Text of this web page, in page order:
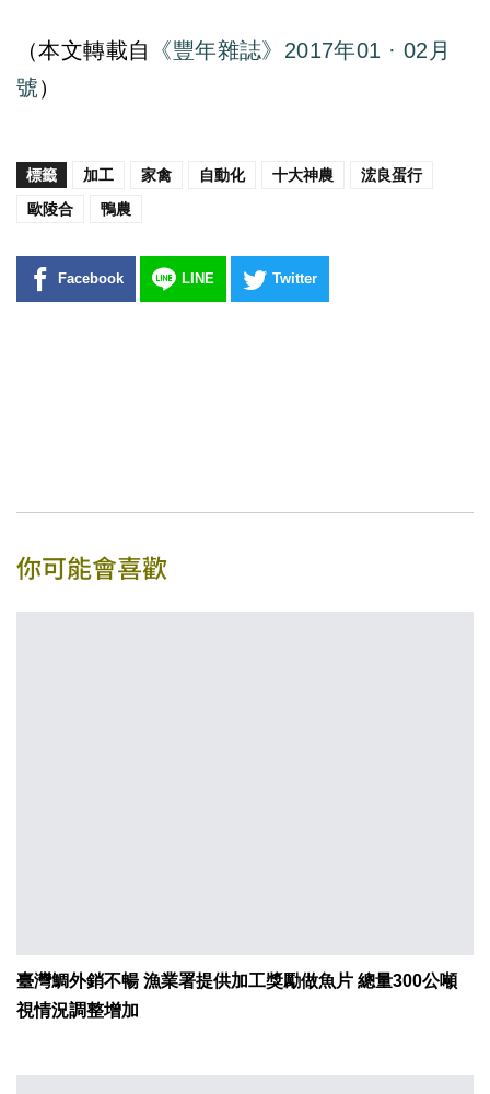
（本文轉載自
《豐年雜誌》2017年01 · 02月
號）
標籤 加工 家禽 自動化 十大神農
浤良蛋行
歐陵合
鴨農
Facebook LINE Twitter
你可能會喜歡
臺灣鯛外銷不暢 漁業署提供加工獎勵做魚片 總量300公噸
視情況調整增加